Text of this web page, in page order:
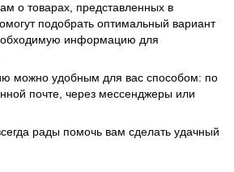
о товарах, представленных в
подобрать оптимальный вариант
информацию для
можно удобным для вас способом: по
почте, через мессенджеры или
рады помочь вам сделать удачный